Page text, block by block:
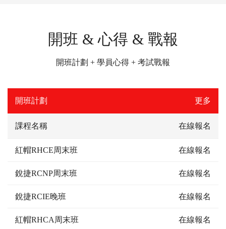
開班 & 心得 & 戰報
開班計劃 + 學員心得 + 考試戰報
開班計劃 更多
課程名稱 在線報名
紅帽RHCE周末班 在線報名
銳捷RCNP周末班 在線報名
銳捷RCIE晚班 在線報名
紅帽RHCA周末班 在線報名